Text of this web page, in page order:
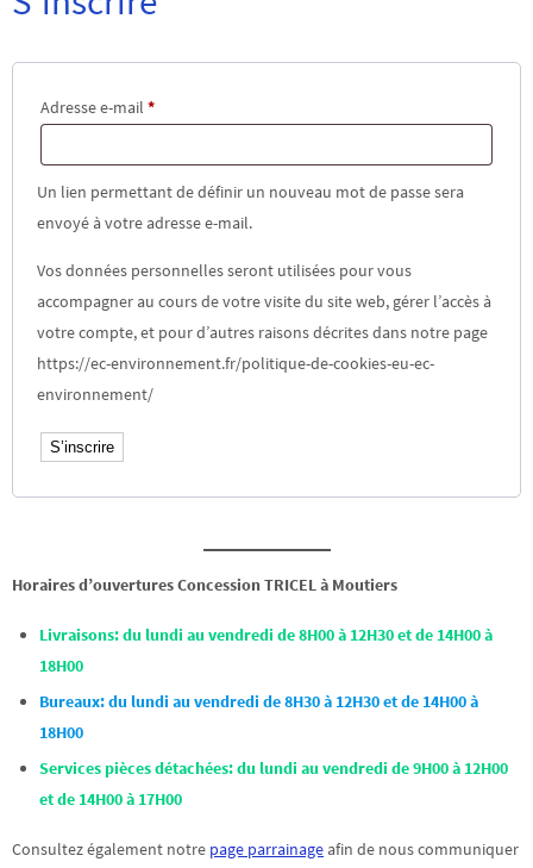
Adresse e-mail *Obligatoire
Un lien permettant de définir un nouveau mot de passe sera
envoyé à votre adresse e-mail.
Vos données personnelles seront utilisées pour vous
accompagner au cours de votre visite du site web, gérer l’accès à
votre compte, et pour d’autres raisons décrites dans notre page
https://ec-environnement.fr/politique-de-cookies-eu-ec-
environnement/
S’inscrire
Horaires d’ouvertures Concession TRICEL à Moutiers
Livraisons: du lundi au vendredi de 8H00 à 12H30 et de 14H00 à
18H00
Bureaux: du lundi au vendredi de 8H30 à 12H30 et de 14H00 à
18H00
Services pièces détachées: du lundi au vendredi de 9H00 à 12H00
et de 14H00 à 17H00
Consultez également notre page parrainage afin de nous communiquer